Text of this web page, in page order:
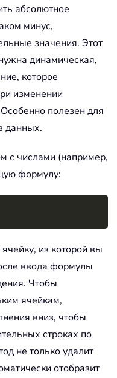
абсолютное
минус,
значения. Этот
динамическая,
которое
изменении
полезен для
данных.
с числами (например,
формулу:
из которой вы
ввода формулы
Чтобы
ячейкам,
вниз, чтобы
строках по
не только удалит
отобразит